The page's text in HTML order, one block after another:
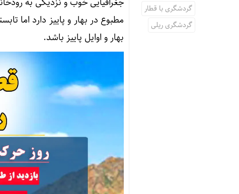
گردشگری با قطار
گردشگری ریلی
مطبوع در بهار و پاییز دارد اما
بهار و اوایل پاییز باشد.